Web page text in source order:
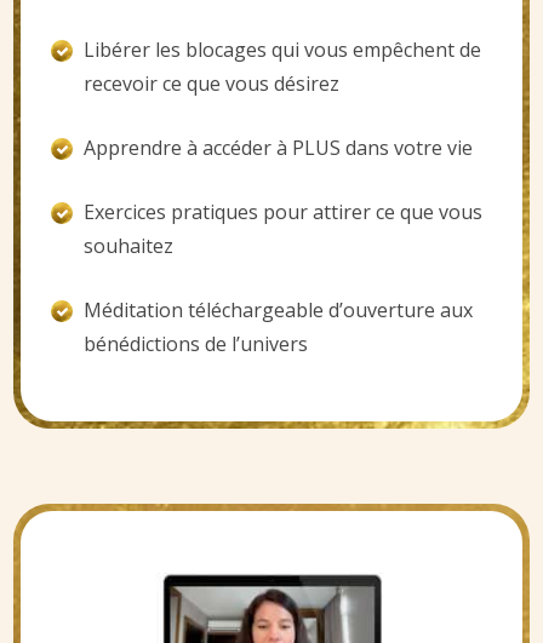
Libérer les blocages qui vous empêchent de
recevoir ce que vous désirez
Apprendre à accéder à PLUS dans votre vie
Exercices pratiques pour attirer ce que vous
souhaitez
Méditation téléchargeable d’ouverture aux
bénédictions de l’univers